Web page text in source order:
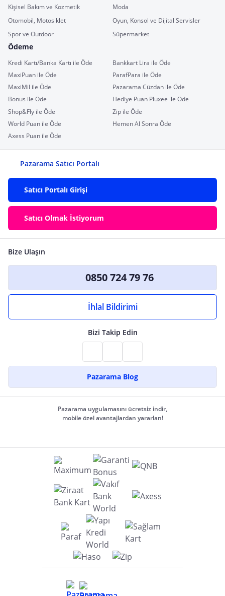
Kişisel Bakım ve Kozmetik
Moda
Otomobil, Motosiklet
Oyun, Konsol ve Dijital Servisler
Spor ve Outdoor
Süpermarket
Ödeme
Kredi Kartı/Banka Kartı ile Öde
Bankkart Lira ile Öde
MaxiPuan ile Öde
ParafPara ile Öde
MaxiMil ile Öde
Pazarama Cüzdan ile Öde
Bonus ile Öde
Hediye Puan Pluxee ile Öde
Shop&Fly ile Öde
Zip ile Öde
World Puan ile Öde
Hemen Al Sonra Öde
Axess Puan ile Öde
Pazarama Satıcı Portalı
Satıcı Portalı Girişi
Satıcı Olmak İstiyorum
Bize Ulaşın
0850 724 79 76
İhlal Bildirimi
Bizi Takip Edin
Pazarama Blog
Pazarama uygulamasını ücretsiz indir,
mobile özel avantajlardan yararlan!